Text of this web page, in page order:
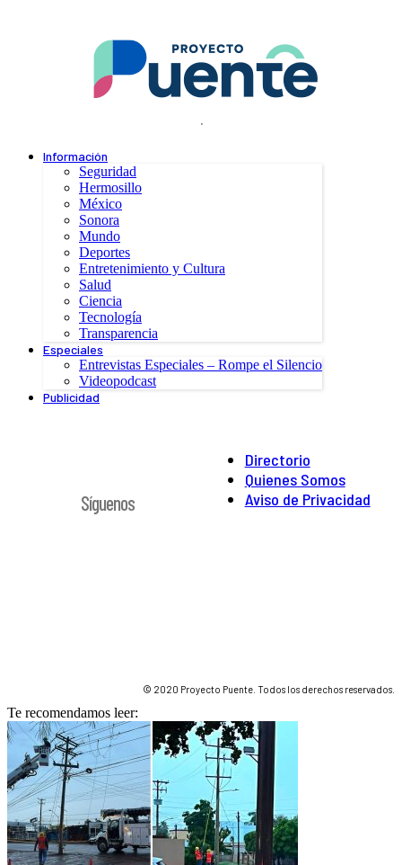
.
Información
Seguridad
Hermosillo
México
Sonora
Mundo
Deportes
Entretenimiento y Cultura
Salud
Ciencia
Tecnología
Transparencia
Especiales
Entrevistas Especiales – Rompe el Silencio
Videopodcast
Publicidad
Directorio
Quienes Somos
Aviso de Privacidad
Síguenos
© 2020 Proyecto Puente. Todos los derechos reservados.
Te recomendamos leer: